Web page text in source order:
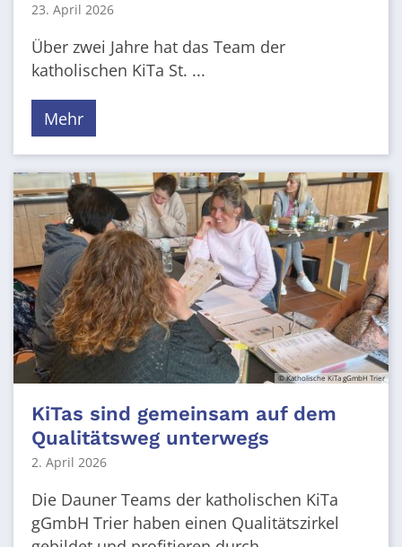
23. April 2026
Über zwei Jahre hat das Team der
katholischen KiTa St. ...
Mehr
© Katholische KiTa gGmbH Trier
KiTas sind gemeinsam auf dem
Qualitätsweg unterwegs
2. April 2026
Die Dauner Teams der katholischen KiTa
gGmbH Trier haben einen Qualitätszirkel